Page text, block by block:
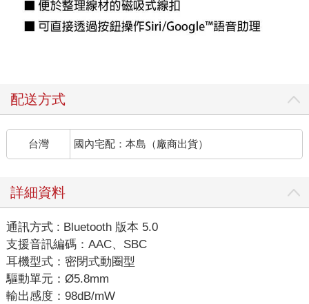
配送方式
台灣 國內宅配：本島（廠商出貨）
詳細資料
通訊方式 : Bluetooth 版本 5.0
支援音訊編碼：AAC、SBC
耳機型式：密閉式動圈型
驅動單元：Ø5.8mm
輸出感度：98dB/mW